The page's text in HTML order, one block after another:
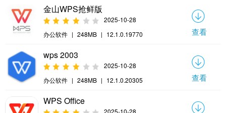
金山WPS抢鲜版
2025-10-28
办公软件 | 248MB | 12.1.0.19770 查看
wps 2003
2025-10-28
办公软件 | 248MB | 12.1.0.20305 查看
WPS Office
2025-10-28